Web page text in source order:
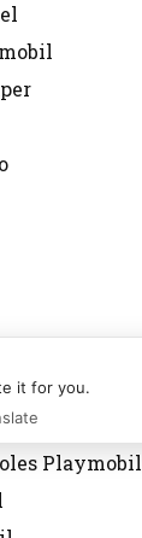
Playmobil
it for you.